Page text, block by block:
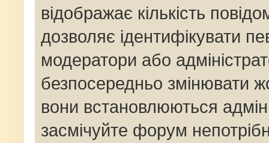
відображає кількість
дозволяє ідентифікувати
модератори або
безпосередньо змінювати
вони встановлюються
засмічуйте форум